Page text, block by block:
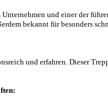
und einer der
bekannt für besonders
und erfahren. Dieser